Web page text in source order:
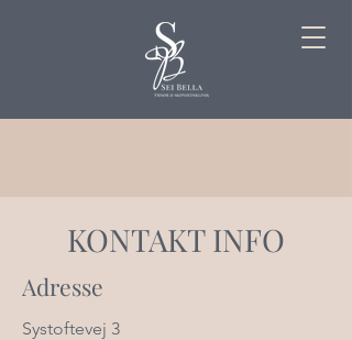
KONTAKT INFO
Adresse
Systoftevej 3